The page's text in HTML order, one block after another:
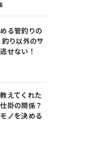
る管釣りの
釣り以外のサ
せない！
えてくれた
掛の関係？
ノを決める